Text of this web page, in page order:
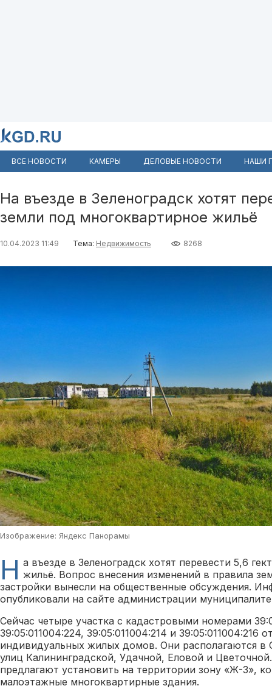
ВСЕ НОВОСТИ КАМЕРЫ ДЕЛОВЫЕ НОВОСТИ НАШИ
На въезде в Зеленоградск хотят
земли под многоквартирное жильё
10.04.2023 11:49 Тема: Недвижимость 8268
Изображение: Яндекс Панорамы
Н а въезде в Зеленоградск хотят перевести 5,6
жильё. Вопрос внесения изменений в правила
застройки вынесли на общественные обсуждения.
опубликовали на сайте администрации
Сейчас четыре участка с кадастровыми номерами
39:05:011004:224, 39:05:011004:214 и 39:05:011004:216
индивидуальных жилых домов. Они располагаются в
улиц Калининградской, Удачной, Еловой и
предлагают установить на территории зону «Ж-3»,
малоэтажные многоквартирные здания.